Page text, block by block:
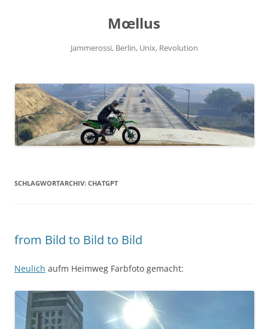
Mœllus
Jammerossi, Berlin, Unix, Revolution
SCHLAGWORTARCHIV: CHATGPT
from Bild to Bild to Bild
Neulich aufm Heimweg Farbfoto gemacht: